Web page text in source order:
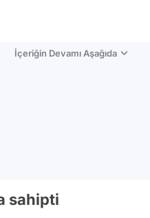
İçeriğin Devamı Aşağıda
sahipti